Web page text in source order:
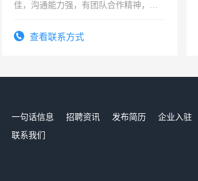
佳，沟通能力强，有团队合作精神，有
查看联系方式
一句话信息 招聘资讯 发布简历 企业入驻
联系我们